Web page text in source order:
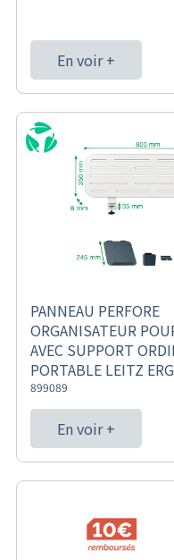
En voir +
PANNEAU PERFORE
ORGANISATEUR
AVEC SUPPORT
PORTABLE LEITZ
899089
En voir +